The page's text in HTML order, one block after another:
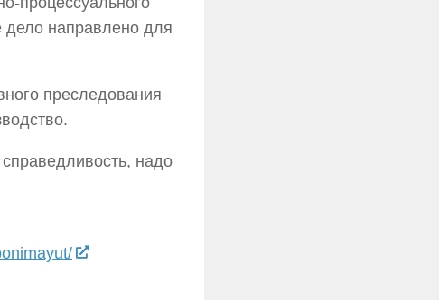
дело направлено для
преследования
надо